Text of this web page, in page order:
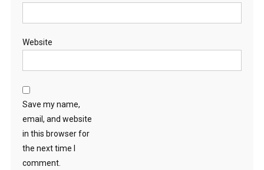
Website
Save my name,
email, and website
in this browser for
the next time I
comment.